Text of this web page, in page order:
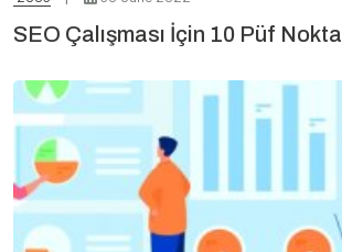
SEO Çalışması İçin 10 Püf Nokta